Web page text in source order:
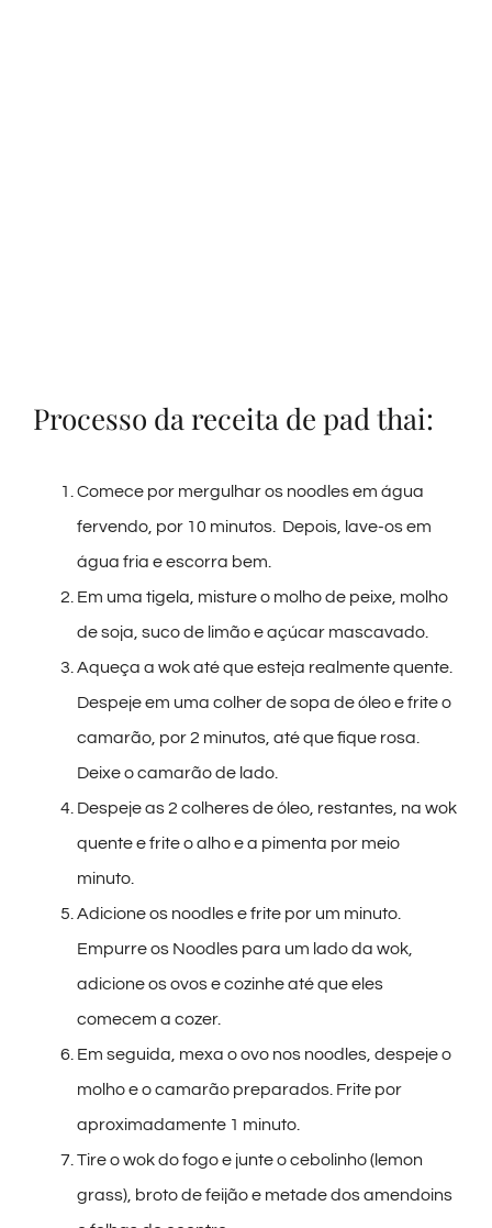
Processo da receita de pad thai:
Comece por mergulhar os noodles em água
fervendo, por 10 minutos. Depois, lave-os em
água fria e escorra bem.
Em uma tigela, misture o molho de peixe, molho
de soja, suco de limão e açúcar mascavado.
Aqueça a wok até que esteja realmente quente.
Despeje em uma colher de sopa de óleo e frite o
camarão, por 2 minutos, até que fique rosa.
Deixe o camarão de lado.
Despeje as 2 colheres de óleo, restantes, na wok
quente e frite o alho e a pimenta por meio
minuto.
Adicione os noodles e frite por um minuto.
Empurre os Noodles para um lado da wok,
adicione os ovos e cozinhe até que eles
comecem a cozer.
Em seguida, mexa o ovo nos noodles, despeje o
molho e o camarão preparados. Frite por
aproximadamente 1 minuto.
Tire o wok do fogo e junte o cebolinho (lemon
grass), broto de feijão e metade dos amendoins